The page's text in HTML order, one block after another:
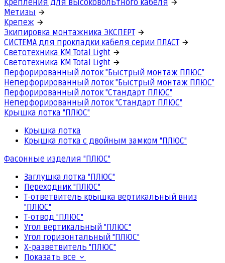
Крепления для высоковольтного кабеля
Метизы
Крепеж
Экипировка монтажника ЭКСПЕРТ
СИСТЕМА для прокладки кабеля серии ПЛАСТ
Светотехника КМ Total Light
Светотехника КМ Total Light
Перфорированный лоток "Быстрый монтаж ПЛЮС"
Неперфорированный лоток "Быстрый монтаж ПЛЮС"
Перфорированный лоток "Стандарт ПЛЮС"
Неперфорированный лоток "Стандарт ПЛЮС"
Крышка лотка "ПЛЮС"
Крышка лотка
Крышка лотка с двойным замком "ПЛЮС"
Фасонные изделия "ПЛЮС"
Заглушка лотка "ПЛЮС"
Переходник "ПЛЮС"
Т-ответвитель крышка вертикальный вниз
"ПЛЮС"
Т-отвод "ПЛЮС"
Угол вертикальный "ПЛЮС"
Угол горизонтальный "ПЛЮС"
Х-разветвитель "ПЛЮС"
Показать все